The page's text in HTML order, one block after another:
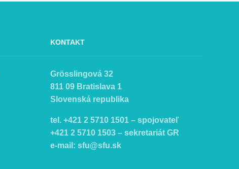
KONTAKT
Grösslingová 32
811 09 Bratislava 1
Slovenská republika
tel. +421 2 5710 1501 – spojovateľ
+421 2 5710 1503 – sekretariát GR
e-mail: sfu@sfu.sk